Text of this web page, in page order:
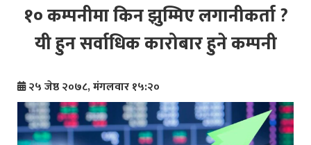
१० कम्पनीमा किन झुम्मिए लगानीकर्ता ?
यी हुन सर्वाधिक कारोबार हुने कम्पनी
२५ जेष्ठ २०७८, मंगलवार १५:२०